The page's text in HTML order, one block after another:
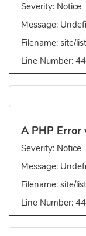
Severity: Notice
Message:
Filename: site/
Line Number:
A PHP Error
Severity: Notice
Message:
Filename: site/
Line Number: